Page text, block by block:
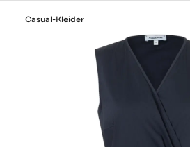
Casual-Kleider